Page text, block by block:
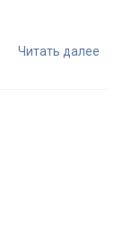
Читать далее